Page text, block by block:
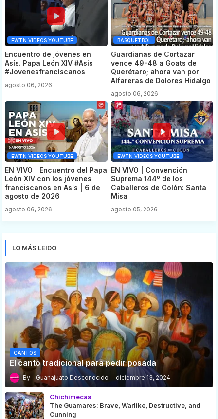
EWTN VIDEOS YOUTUBE
Encuentro de jóvenes en
Asís. Papa León XIV #Asis
#Jovenesfranciscanos
agosto 06, 2026
BASQUETBOL
Guardianas de Cortazar
vence 49-48 a Goats de
Querétaro; ahora van por
Alfareras de Dolores Hidalgo
agosto 06, 2026
EWTN VIDEOS YOUTUBE
EN VIVO | Encuentro del Papa
León XIV con los jóvenes
franciscanos en Asís | 6 de
agosto de 2026
agosto 06, 2026
EWTN VIDEOS YOUTUBE
EN VIVO | Convención
Suprema 144º de los
Caballeros de Colón: Santa
Misa
agosto 05, 2026
LO MÁS LEIDO
CANTOS
El canto tradicional para pedir posada
Guanajuato Desconocido diciembre 13, 2024
Chichimecas
The Guamares: Brave, Warlike, Destructive, and
Cunning